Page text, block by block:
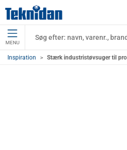
MENU
Inspiration Stærk industristøvsuger til